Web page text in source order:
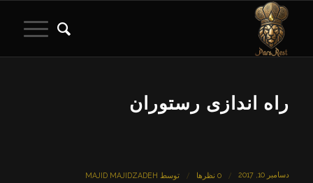
راه اندازی رستوران
دسامبر 10, 2017 / 0 نظرها / توسط MAJID MAJIDZADEH